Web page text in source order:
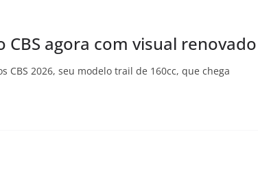
agora com visual renovado
CBS 2026, seu modelo trail de 160cc, que chega